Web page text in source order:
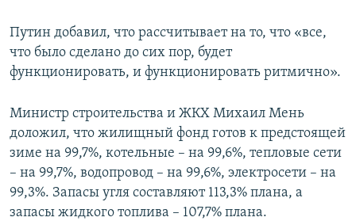
Путин добавил, что рассчитывает на то, что «все,
что было сделано до сих пор, будет
функционировать, и функционировать ритмично».
Министр строительства и ЖКХ Михаил Мень
доложил, что жилищный фонд готов к предстоящей
зиме на 99,7%, котельные – на 99,6%, тепловые сети
– на 99,7%, водопровод – на 99,6%, электросети – на
99,3%. Запасы угля составляют 113,3% плана, а
запасы жидкого топлива – 107,7% плана.